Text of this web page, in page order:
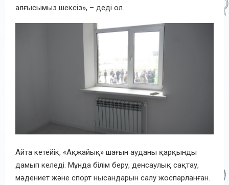
алғысымыз шексіз», – деді ол.
Айта кетейік, «Ақжайық» шағын ауданы қарқынды
дамып келеді. Мұнда білім беру, денсаулық сақтау,
мәдениет және спорт нысандарын салу жоспарланған.